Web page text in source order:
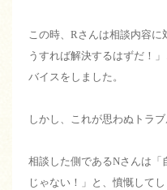
この時、Rさんは相談内容に
うすれば解決するはずだ！
バイスをしました。
しかし、これが思わぬトラブ
相談した側であるNさんは「
じゃない！」と、憤慨してし